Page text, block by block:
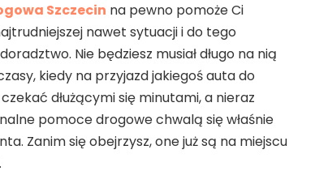
Szczecin na pewno pomoże Ci
nawet sytuacji i do tego
Nie będziesz musiał długo na nią
kiedy na przyjazd jakiegoś auta do
dłużącymi się minutami, a nieraz
pomoce drogowe chwalą się właśnie
Zanim się obejrzysz, one już są na miejscu